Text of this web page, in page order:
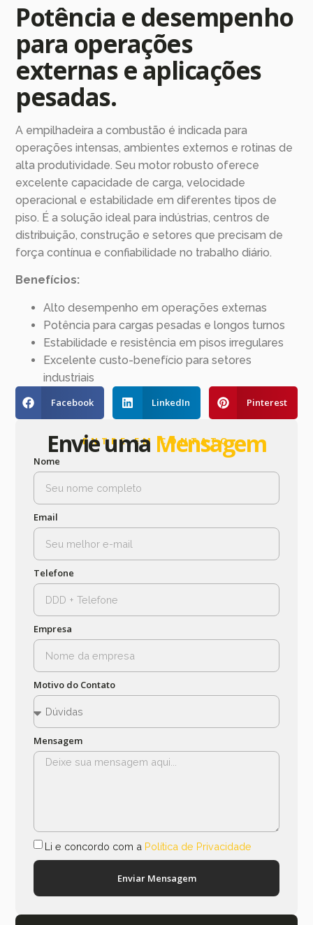
Potência e desempenho
para operações
externas e aplicações
pesadas.
A empilhadeira a combustão é indicada para
operações intensas, ambientes externos e rotinas de
alta produtividade. Seu motor robusto oferece
excelente capacidade de carga, velocidade
operacional e estabilidade em diferentes tipos de
piso. É a solução ideal para indústrias, centros de
distribuição, construção e setores que precisam de
força contínua e confiabilidade no trabalho diário.
Benefícios:
Alto desempenho em operações externas
Potência para cargas pesadas e longos turnos
Estabilidade e resistência em pisos irregulares
Excelente custo-benefício para setores
industriais
Facebook LinkedIn Pinterest
ENTRE EM CONTATO
Envie uma Mensagem
Nome
Email
Telefone
Empresa
Motivo do Contato
Mensagem
Li e concordo com a Política de Privacidade
Enviar Mensagem